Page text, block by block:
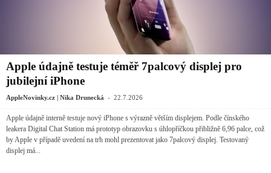
Apple údajně testuje téměř 7palcový displej pro
jubilejní iPhone
AppleNovinky.cz | Nika Drunecká - 22.7.2026
Apple údajně interně testuje nový iPhone s výrazně větším displejem. Podle čínského
leakera Digital Chat Station má prototyp obrazovku s úhlopříčkou přibližně 6,96 palce, což
by Apple v případě uvedení na trh mohl prezentovat jako 7palcový displej. Testovaný
displej má...